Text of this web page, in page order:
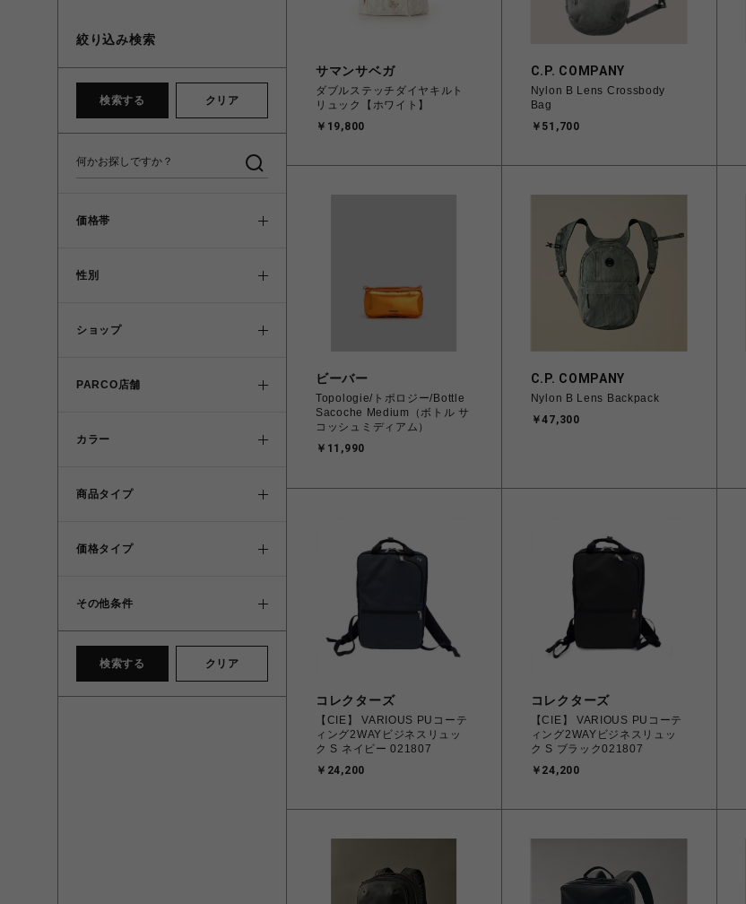
絞り込み検索
検索する クリア
価格帯
性別
ショップ
PARCO店舗
カラー
商品タイプ
価格タイプ
その他条件
検索する クリア
サマンサベガ
ダブルステッチダイヤキルト
リュック【ホワイト】
￥19,800
C.P. COMPANY
Nylon B Lens Crossbody
Bag
￥51,700
ビーバー
Topologie/トポロジー/Bottle
Sacoche Medium（ボトル サ
コッシュミディアム）
￥11,990
C.P. COMPANY
Nylon B Lens Backpack
￥47,300
コレクターズ
【CIE】 VARIOUS PUコーテ
ィング2WAYビジネスリュッ
ク S ネイビー 021807
￥24,200
コレクターズ
【CIE】 VARIOUS PUコーテ
ィング2WAYビジネスリュッ
ク S ブラック021807
￥24,200